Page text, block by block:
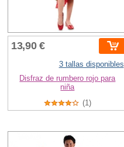
13,90 €
3 tallas disponibles
Disfraz de rumbero rojo para
niña
(1)